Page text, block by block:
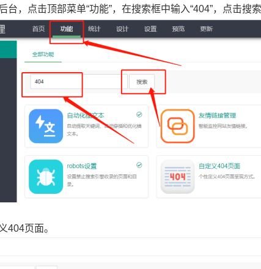
台，点击顶部菜单“功能”，在搜索框中输入“404”，点击搜索
404页面。